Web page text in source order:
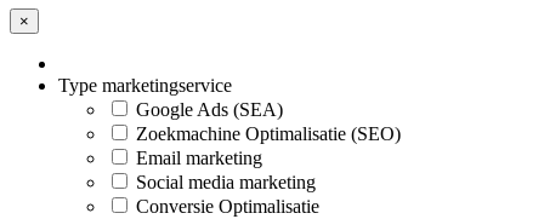
×
Type marketingservice
Google Ads (SEA)
Zoekmachine Optimalisatie (SEO)
Email marketing
Social media marketing
Conversie Optimalisatie